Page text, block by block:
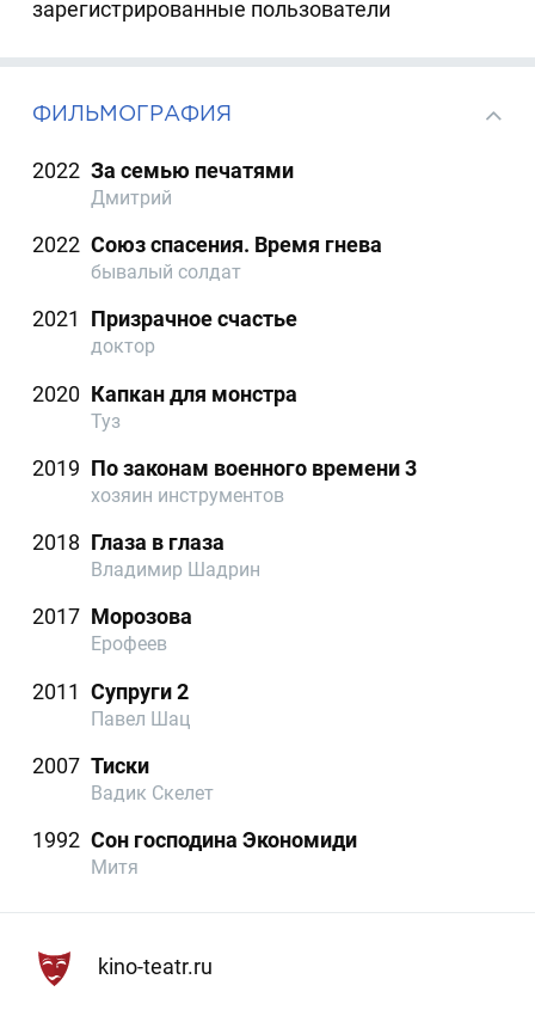
зарегистрированные пользователи
ФИЛЬМОГРАФИЯ
2022 За семью печатями
Дмитрий
2022 Союз спасения. Время гнева
бывалый солдат
2021 Призрачное счастье
доктор
2020 Капкан для монстра
Туз
2019 По законам военного времени 3
хозяин инструментов
2018 Глаза в глаза
Владимир Шадрин
2017 Морозова
Ерофеев
2011 Супруги 2
Павел Шац
2007 Тиски
Вадик Скелет
1992 Сон господина Экономиди
Митя
kino-teatr.ru